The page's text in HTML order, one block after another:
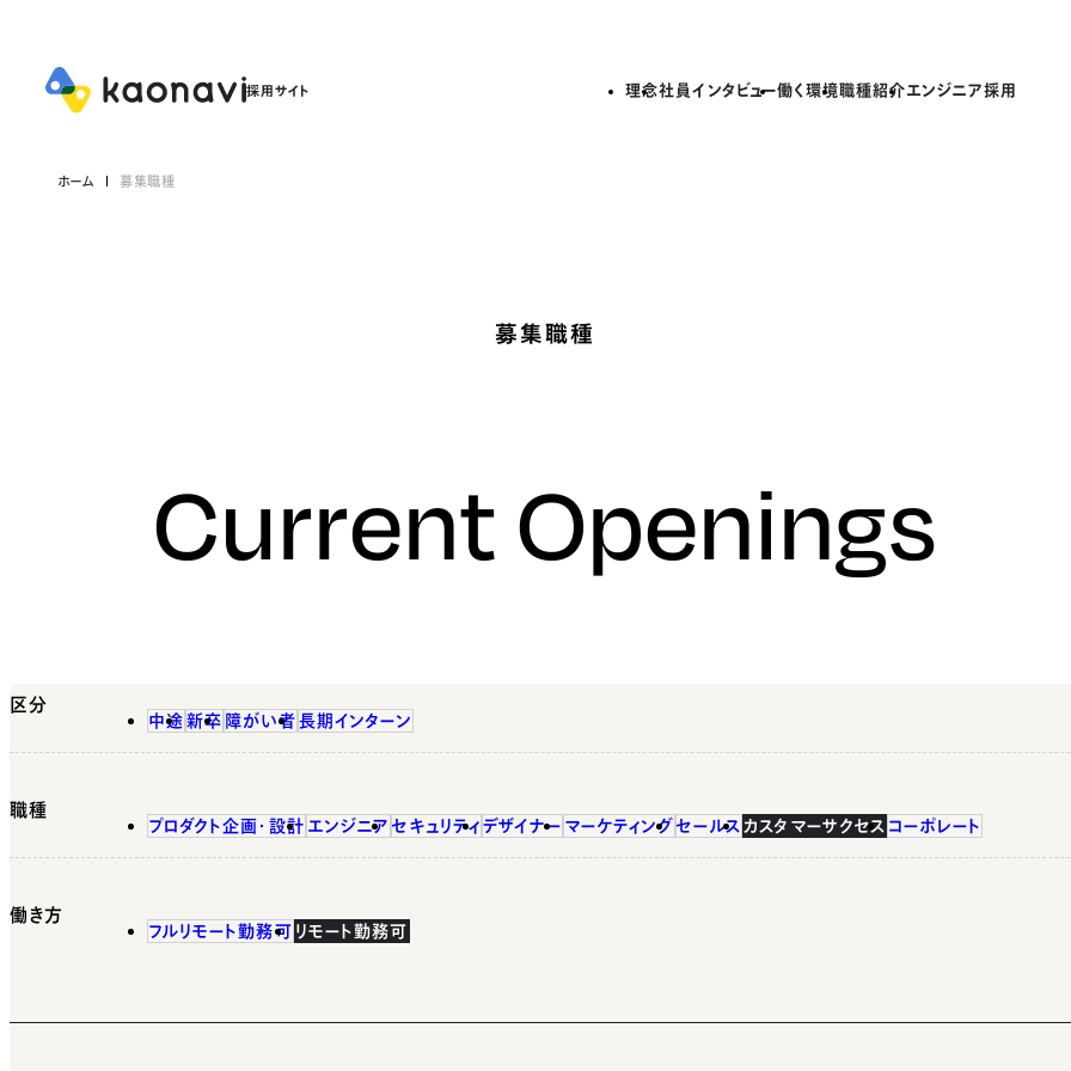
理念社員インタビュー働く環境職種紹介エンジニア採用
ホーム 募集職種
募集職種
Current Openings
区分
中途 新卒 障がい者 長期インターン
職種
プロダクト企画・設計 エンジニア セキュリティ デザイナー マーケティング セールス カスタマーサクセス コーポレート
働き方
フルリモート勤務可 リモート勤務可